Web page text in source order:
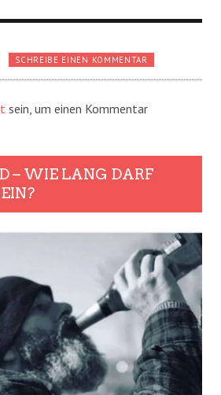
SCHREIBE EINEN KOMMENTAR
sein, um einen Kommentar
– WIE LANG DARF